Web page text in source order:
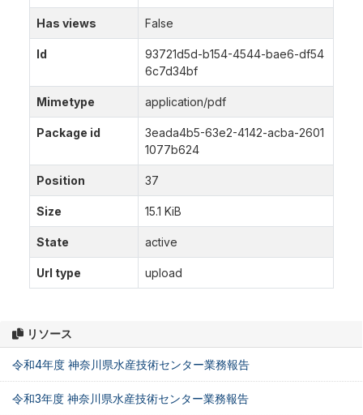
リソース
令和4年度 神奈川県水産技術センター業務報告
令和3年度 神奈川県水産技術センター業務報告
Has views False
Id
93721d5d-b154-4544-bae6-df54
6c7d34bf
Mimetype application/pdf
Package id
3eada4b5-63e2-4142-acba-2601
1077b624
Position 37
Size 15.1 KiB
State active
Url type upload